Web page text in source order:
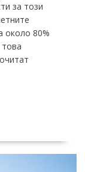
за този
около 80%